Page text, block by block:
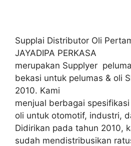
Supplai Distributor Oli
JAYADIPA PERKASA
merupakan Supplyer
bekasi untuk pelumas & oli
2010. Kami
menjual berbagai
oli untuk otomotif, industri,
Didirikan pada tahun 2010,
sudah mendistribusikan